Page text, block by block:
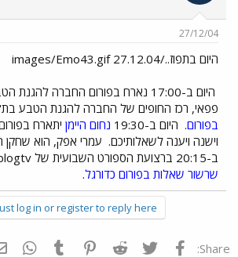
27/12/04
היום בתפוז../images/Emo43.gif 27.12.04
היום ב-17:00 נארח בפורום החברה
פפאי, רכז החופים של החברה להגנת הטבע
בפורום. היום ב-19:30 נחום היימן יתארח
וישנה ויענה לשאלותיכם. עמרי אפק, הוא שחקן
ב-20:15 ברצועת הספורט השבועית של blogtv ואתר "ספורט 5".
שרשור שאלות בפורום כדורגל.
log in or register to reply here.
Share: פייסבוק Twitter
Reddit
Pinterest
Tumblr